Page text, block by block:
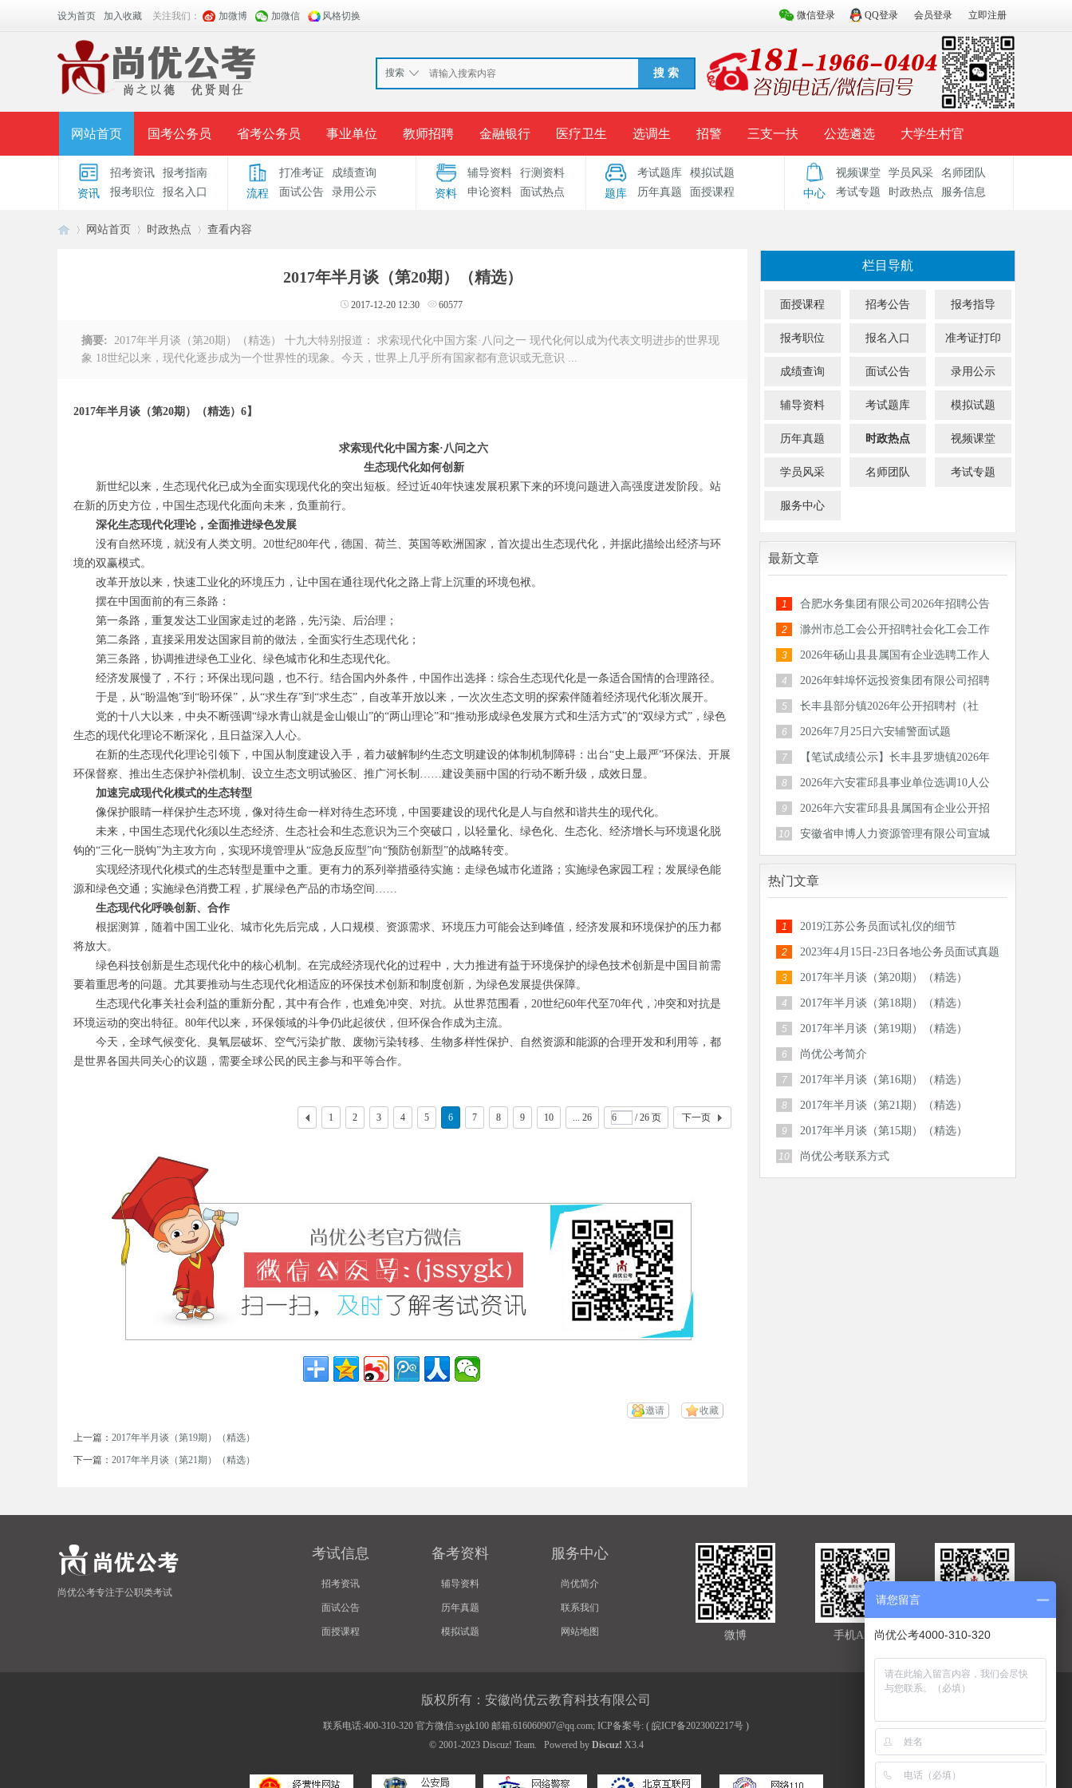
微信登录 QQ登录 会员登录 立即注册
设为首页 加入收藏 关注我们： 加微博 加微信 风格切换
搜索 搜 索
网站首页 国考公务员 省考公务员 事业单位 教师招聘 金融银行 医疗卫生 选调生 招警 三支一扶 公选遴选 大学生村官
面授课程 招考公告 面试公告 报考指导 准考证打印 成绩查询 录用公示 考试题库 辅导资料 历年真题 模拟试题
时政热点 视频课堂 名师团队
资讯
招考资讯
报考指南
报考职位
报名入口 流程
打准考证
成绩查询
面试公告
录用公示 资料
辅导资料
行测资料
申论资料
面试热点 题库
考试题库
模拟试题
历年真题
面授课程 中心
视频课堂 学员风采
名师团队
考试专题
时政热点 服务信息
坛
网站首页 时政热点 查看内容
2017年半月谈（第20期）（精选）
2017-12-20 12:30 60577
摘要: 2017年半月谈（第20期）（精选） 十九大特别报道： 求索现代化中国方案·八问之一 现代化何以成为代表文明进步的世界现
象 18世纪以来，现代化逐步成为一个世界性的现象。今天，世界上几乎所有国家都有意识或无意识 ...
2017年半月谈（第20期）（精选）6】
求索现代化中国方案·八问之六
生态现代化如何创新
新世纪以来，生态现代化已成为全面实现现代化的突出短板。经过近40年快速发展积累下来的环境问题进入高强度迸发阶段。站
在新的历史方位，中国生态现代化面向未来，负重前行。
深化生态现代化理论，全面推进绿色发展
没有自然环境，就没有人类文明。 20世纪80年代，德国、荷兰、英国等欧洲国家，首次提出生态现代化，并据此描绘出经济与环
境的双赢模式。
改革开放以来，快速工业化的环境压力，让中国在通往现代化之路上背上沉重的环境包袱。
摆在中国面前的有三条路：
第一条路，重复发达工业国家走过的老路，先污染、后治理；
第二条路，直接采用发达国家目前的做法，全面实行生态现代化；
第三条路，协调推进绿色工业化、绿色城市化和生态现代化。
经济发展慢了，不行；环保出现问题，也不行。结合国内外条件，中国作出选择：综合生态现代化是一条适合国情的合理路径。
于是，从“盼温饱”到“盼环保”，从“求生存”到“求生态”，自改革开放以来，一次次生态文明的探索伴随着经济现代化渐次展开。
党的十八大以来，中央不断强调“绿水青山就是金山银山”的“两山理论”和“推动形成绿色发展方式和生活方式”的“双绿方式”，绿色
生态的现代化理论不断深化，且日益深入人心。
在新的生态现代化理论引领下，中国从制度建设入手，着力破解制约生态文明建设的体制机制障碍：出台“史上最严”环保法、开展
环保督察、推出生态保护补偿机制、设立生态文明试验区、推广河长制……建设美丽中国的行动不断升级，成效日显。
加速完成现代化模式的生态转型
像保护眼睛一样保护生态环境，像对待生命一样对待生态环境，中国要建设的现代化是人与自然和谐共生的现代化。
未来，中国生态现代化须以生态经济、生态社会和生态意识为三个突破口，以轻量化、绿色化、生态化、经济增长与环境退化脱
钩的“三化一脱钩”为主攻方向，实现环境管理从“应急反应型”向“预防创新型”的战略转变。
实现经济现代化模式的生态转型是重中之重。更有力的系列举措亟待实施：走绿色城市化道路；实施绿色家园工程；发展绿色能
源和绿色交通；实施绿色消费工程，扩展绿色产品的市场空间……
生态现代化呼唤创新、合作
根据测算，随着中国工业化、城市化先后完成，人口规模、资源需求、环境压力可能会达到峰值，经济发展和环境保护的压力都
将放大。
绿色科技创新是生态现代化中的核心机制。在完成经济现代化的过程中，大力推进有益于环境保护的绿色技术创新是中国目前需
要着重思考的问题。尤其要推动与生态现代化相适应的环保技术创新和制度创新，为绿色发展提供保障。
生态现代化事关社会利益的重新分配，其中有合作，也难免冲突、对抗。从世界范围看， 20世纪60年代至 70年代，冲突和对抗是
环境运动的突出特征。 80年代以来，环保领域的斗争仍此起彼伏，但环保合作成为主流。
今天，全球气候变化、臭氧层破坏、空气污染扩散、废物污染转移、生物多样性保护、自然资源和能源的合理开发和利用等，都
是世界各国共同关心的议题，需要全球公民的民主参与和平等合作。
1 2 3 4 5 6 7 8 9 10 ... 26 / 26 页 下一页
收藏
邀请
上一篇： 2017年半月谈（第19期）（精选）
下一篇： 2017年半月谈（第21期）（精选）
栏目导航
面授课程 招考公告 报考指导
报考职位 报名入口 准考证打印
成绩查询 面试公告 录用公示
辅导资料 考试题库 模拟试题
历年真题 时政热点 视频课堂
学员风采 名师团队 考试专题
服务中心
最新文章
1 合肥水务集团有限公司2026年招聘公告
2
滁州市总工会公开招聘社会化工会工作
者和专
3
2026年砀山县县属国有企业选聘工作人
员公告
4
2026年蚌埠怀远投资集团有限公司招聘
30人公
5
长丰县部分镇2026年公开招聘村（社
区）后备
6 2026年7月25日六安辅警面试题
7
【笔试成绩公示】长丰县罗塘镇2026年
公开招
8
2026年六安霍邱县事业单位选调10人公
告
9
2026年六安霍邱县县属国有企业公开招
聘工作
10
安徽省申博人力资源管理有限公司宣城
分公司
热门文章
1 2019江苏公务员面试礼仪的细节
2
2023年4月15日-23日各地公务员面试真题
汇总
3 2017年半月谈（第20期）（精选）
4 2017年半月谈（第18期）（精选）
5 2017年半月谈（第19期）（精选）
6 尚优公考简介
7 2017年半月谈（第16期）（精选）
8 2017年半月谈（第21期）（精选）
9 2017年半月谈（第15期）（精选）
10 尚优公考联系方式
尚优公考专注于公职类考试
考试信息
招考资讯
面试公告
面授课程
备考资料
辅导资料
历年真题
模拟试题
服务中心
尚优简介
联系我们
网站地图 官方微信
手机APP
微博
版权所有：安徽尚优云教育科技有限公司
联系电话:400-310-320 官方微信:sygk100 邮箱:616060907@qq.com; ICP备案号: ( 皖ICP备2023002217号 )
© 2001-2023 Discuz! Team. Powered by Discuz! X3.4
请您留言
尚优公考4000-310-320